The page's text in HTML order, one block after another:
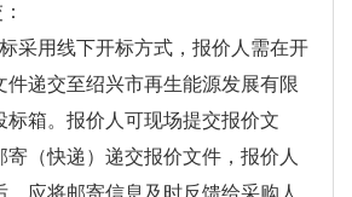
标采用线下开标方式，报价人需在开
件递交至绍兴市再生能源发展有限
标箱。报价人可现场提交报价文
寄（快递）递交报价文件，报价人